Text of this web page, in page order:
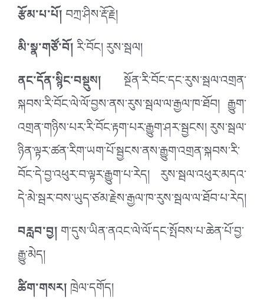
རྩོམ་པ་པོ།བཀྲ་ཤིས་རྡོ་རྗེ།
མི་སྣ་གཙོ་བོ།རི་བོང། རུས་སྦལ།
ནང་དོན་སྙིང་བསྡུས། སྔོན་རི་བོང་དང་རུས་སྦལ་འགྲན་
སྐབས་རི་བོང་ལེ་ལོ་བྱས་ནས་རུས་སྦལ་ལ་རྒྱལ་ཁ་ཐོབ། རྒྱུག་
འགྲན་གཉིས་པར་རི་བོང་རྟག་པར་རྒྱུག་ཤར་སྦྱངས། རུས་སྦལ་
ཉིན་ལྟར་ཚན་རིག་ཡག་པོ་སྦྱངས་ནས་རྒྱུག་འགྲན་སྐབས་རི་
བོང་དེ་བྱ་འཕུར་བ་ལྟར་རྒྱུག་པ་རེད། རུས་སྦལ་འཕུར་མདའ་
དེ་མེ་སྦར་བས་ཡུད་ཙམ་རྗེས་རྒྱལ་ཁ་རུས་སྦལ་ལ་ཐོབ་པ་རེད།
བརླབ་བྱ།ག་དུས་ཡིན་ནའང་ལེ་ལོ་དང་སྤོབས་པ་ཆེན་པོ་བྱ་
རྒྱུ་མེད།
ཚིག་གསར།ཁྲེལ་དགོད།